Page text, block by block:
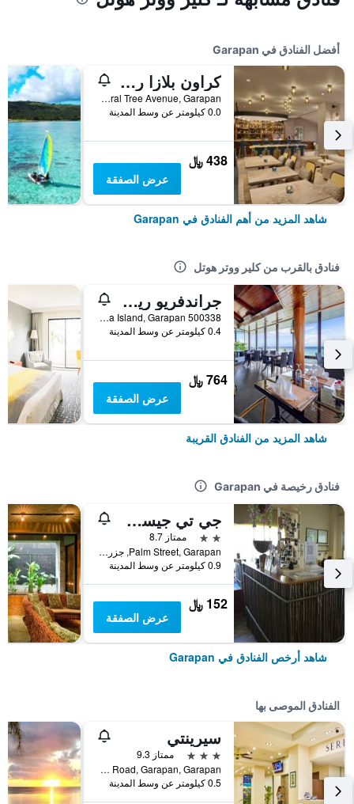
أفضل الفنادق في Garapan
كراون بلازا ريزورت سايبان باي آيتش جي
Coral Tree Avenue, Garapan, جزر ماريانا الشمالية
0.0 كيلومتر عن وسط المدينة
438 ﷼
عرض الصفقة
شاهد المزيد من أهم الفنادق في Garapan
فنادق بالقرب من كلير ووتر هوتل
جراندفريو ريزورت سايبان
500338 Garapan, Saipan Northern Mariana Island, Garapan, جزر ماريانا الشمالية
0.4 كيلومتر عن وسط المدينة
764 ﷼
عرض الصفقة
شاهد المزيد من الفنادق القريبة
فنادق رخيصة في Garapan
جي تي جيست هاوس
2 نجمتين
ممتاز 8.7
Palm Street, Garapan, جزر ماريانا الشمالية
0.9 كيلومتر عن وسط المدينة
152 ﷼
عرض الصفقة
شاهد أرخص الفنادق في Garapan
الفنادق الموصى بها
سيرينتي
3 نجوم
ممتاز 9.3
Route 30, Beach Road, Garapan, Garapan, جزر ماريانا الشمالية
0.5 كيلومتر عن وسط المدينة